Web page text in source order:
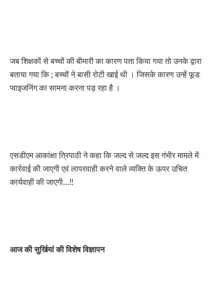
जब शिक्षकों से बच्चों की बीमारी का कारण पता किया गया तो उनके द्वारा
बताया गया कि ; बच्चों ने बासी रोटी खाई थी । जिसके कारण उन्हें फूड
प्वाइजनिंग का सामना करना पड़ रहा है ।
एसडीएम आकांक्षा त्रिपाठी ने कहा कि जल्द से जल्द इस गंभीर मामले में
कार्रवाई की जाएगी एवं लापरवाही करने वाले व्यक्ति के ऊपर उचित
कार्यवाही की जाएगी…!!
आज की सुर्खियां की विशेष विज्ञापन